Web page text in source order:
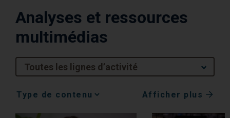
Analyses et ressources
multimédias
Toutes les lignes d’activité
Media
Choice
Afficher plus